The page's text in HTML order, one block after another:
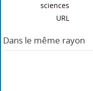
sciences
URL
Dans le même rayon